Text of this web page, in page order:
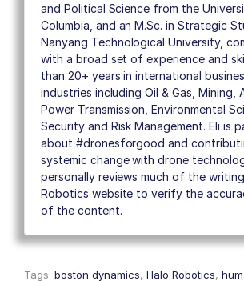
and Political Science from the
Columbia, and an M.Sc. in Strategic
Nanyang Technological University,
with a broad set of experience and
than 20+ years in international
industries including Oil & Gas, Mining,
Power Transmission, Environmental
Security and Risk Management. Eli is
about #dronesforgood and
systemic change with drone
personally reviews much of the
Robotics website to verify the
of the content.
Tags: boston dynamics, Halo Robotics,